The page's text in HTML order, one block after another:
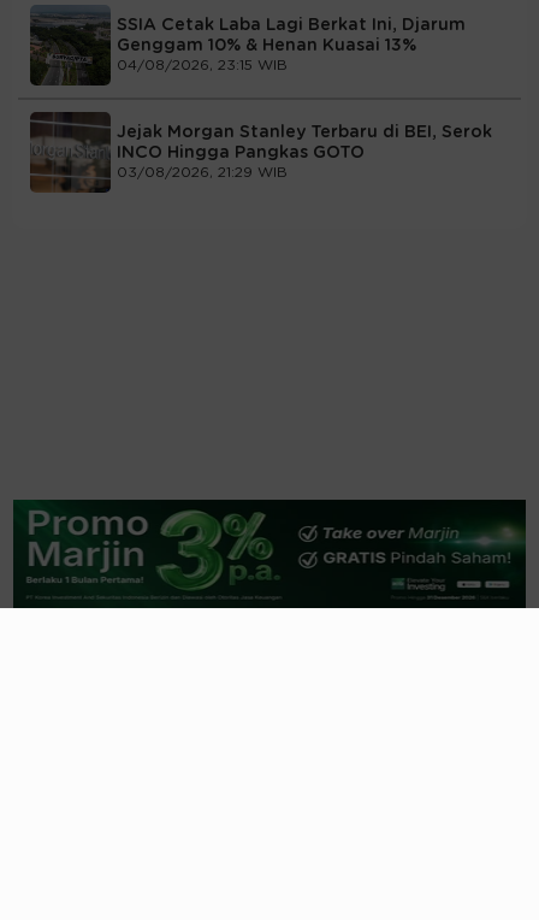
SSIA Cetak Laba Lagi Berkat Ini, Djarum
Genggam 10% & Henan Kuasai 13%
04/08/2026, 23:15 WIB
Jejak Morgan Stanley Terbaru di BEI, Serok
INCO Hingga Pangkas GOTO
03/08/2026, 21:29 WIB